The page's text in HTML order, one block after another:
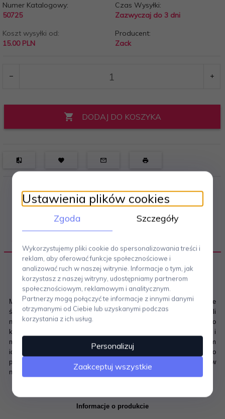
Numer Katalogowy:
50725
Czas Wysyłki:
Zazwyczaj do 3 dni
Koszt wysyłki od:
15.00 PLN
Producent:
Zack
DODAJ DO KOSZYKA
Marka ZACK powstała w 1985 roku w Niemczech i jest dziś jednym ze
światowych liderów dystrybucji produktów wyposażenia wnętrz ze stali
nierdzewnej. W filozofii firmy funkcjonuje indywidualne podejście do
każdego projektu. Postawienie na bardzo ograniczoną ilość form i
materiałów, pozwala na zachowanie wysokiej jakości, a co za tym
idzie powstanie zjawiska stylu ekskluzywnego. Produkty ZACK to
prosta, czasami minimalistyczna forma, która doskonale wpisuje się w
nowoczesne wnętrza.
Informacje o produkcie
Ustawienia plików cookies
Zgoda Szczegóły
Wykorzystujemy pliki cookie do spersonalizowania treści i
reklam, aby oferować funkcje społecznościowe i
analizować ruch w naszej witrynie. Informacje o tym, jak
korzystasz z naszej witryny, udostępniamy partnerom
społecznościowym, reklamowym i analitycznym.
Partnerzy mogą połączyć te informacje z innymi danymi
otrzymanymi od Ciebie lub uzyskanymi podczas
korzystania z ich usług.
Personalizuj
Zaakceptuj wszystkie